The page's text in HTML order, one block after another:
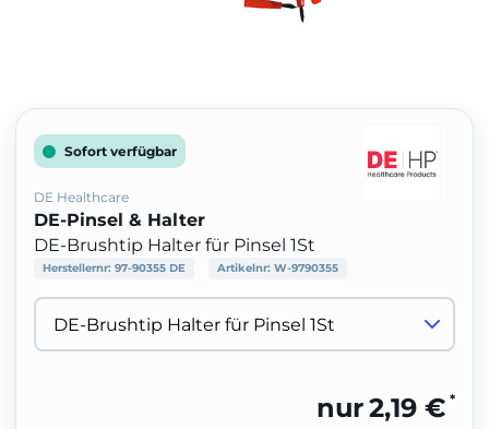
Sofort verfügbar
DE Healthcare
DE-Pinsel & Halter
DE-Brushtip Halter für Pinsel 1St
Herstellernr: 97-90355 DE Artikelnr: W-9790355
nur2,19 € *